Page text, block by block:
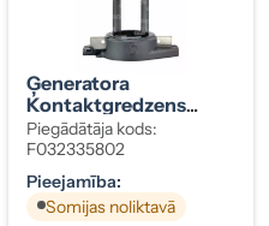
Ģeneratora
Kontaktgredzens
Bosch 03G903273C
Piegādātāja kods:
F032335802
Pieejamība:
Somijas noliktavā